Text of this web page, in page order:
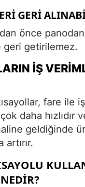
GERI
önce
geri getirilemez.
İŞ
fare ile
daha hızlıdır
haline geldiğinde